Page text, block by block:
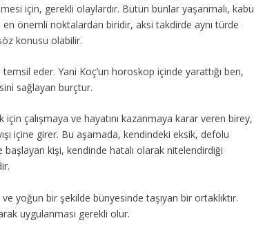
için, gerekli olaylardır. Bütün bunlar yaşanmalı,
önemli noktalardan biridir, aksi takdirde aynı türde
konusu olabilir.
eder. Yani Koç’un horoskop içinde yarattığı ben,
sağlayan burçtur.
çalışmaya ve hayatını kazanmaya karar veren birey,
içine girer. Bu aşamada, kendindeki eksik, defolu
kişi, kendinde hatalı olarak nitelendirdiği
yoğun bir şekilde bünyesinde taşıyan bir ortaklıktır.
uygulanması gerekli olur.